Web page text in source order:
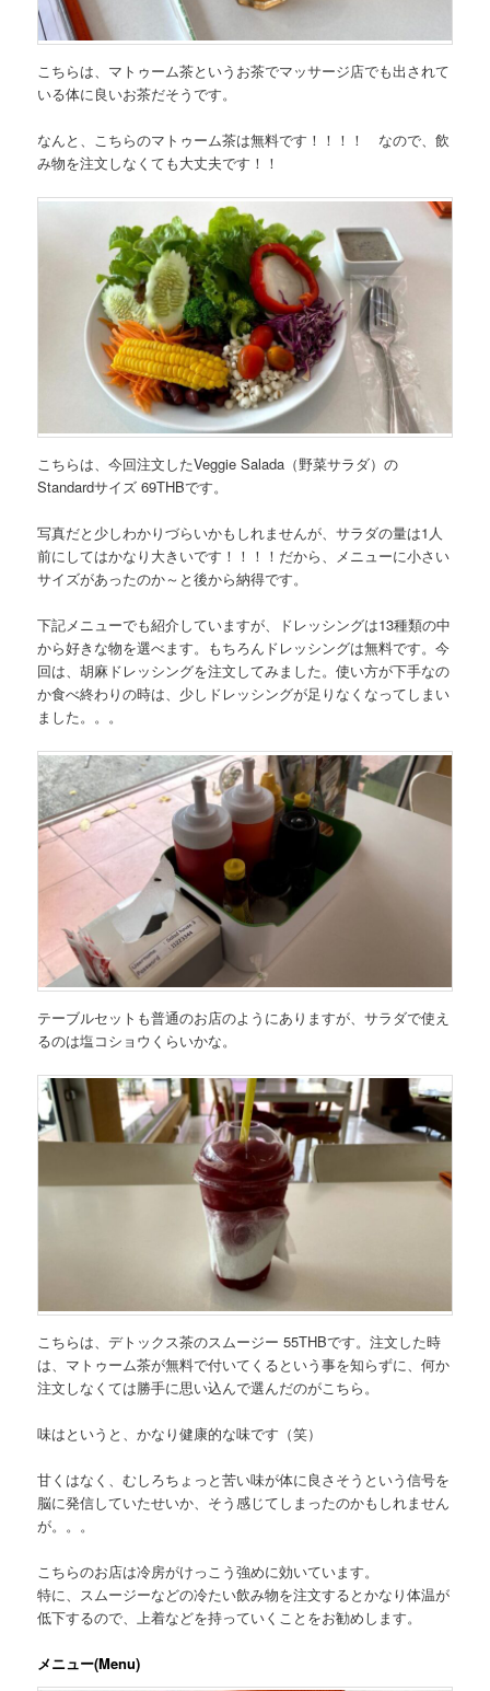
こちらは、マトゥーム茶というお茶でマッサージ店でも出されて
いる体に良いお茶だそうです。
なんと、 こちらのマトゥーム茶は無料です！！！！
なので、飲
み物を注文しなくても大丈夫です！！
こちらは、今回注文したVeggie Salada（野菜サラダ）の
Standardサイズ 69THBです。
写真だと少しわかりづらいかもしれませんが、サラダの量は1人
前にしてはかなり大きいです！！！！だから、メニューに小さい
サイズがあったのか～と後から納得です。
下記メニューでも紹介していますが、
ドレッシングは13種類の中
から好きな物を選べます。 もちろんドレッシングは無料です。今
回は、胡麻ドレッシングを注文してみました。使い方が下手なの
か食べ終わりの時は、少しドレッシングが足りなくなってしまい
ました。。。
テーブルセットも普通のお店のようにありますが、サラダで使え
るのは塩コショウくらいかな。
こちらは、デトックス茶のスムージー 55THBです。注文した時
は、マトゥーム茶が無料で付いてくるという事を知らずに、何か
注文しなくては勝手に思い込んで選んだのがこちら。
味はというと、かなり健康的な味です（笑）
甘くはなく、むしろちょっと苦い味が体に良さそうという信号を
脳に発信していたせいか、そう感じてしまったのかもしれません
が。。。
こちらのお店は冷房がけっこう強めに効いています。
特に、スムージーなどの冷たい飲み物を注文するとかなり体温が
低下するので、上着などを持っていくことをお勧めします。
メニュー(Menu)